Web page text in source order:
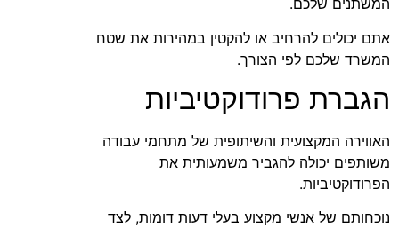
המשתנים שלכם.
אתם יכולים להרחיב או להקטין במהירות את שטח
המשרד שלכם לפי הצורך.
הגברת פרודוקטיביות
האווירה המקצועית והשיתופית של מתחמי עבודה
משותפים יכולה להגביר משמעותית את
הפרודוקטיביות.
נוכחותם של אנשי מקצוע בעלי דעות דומות, לצד